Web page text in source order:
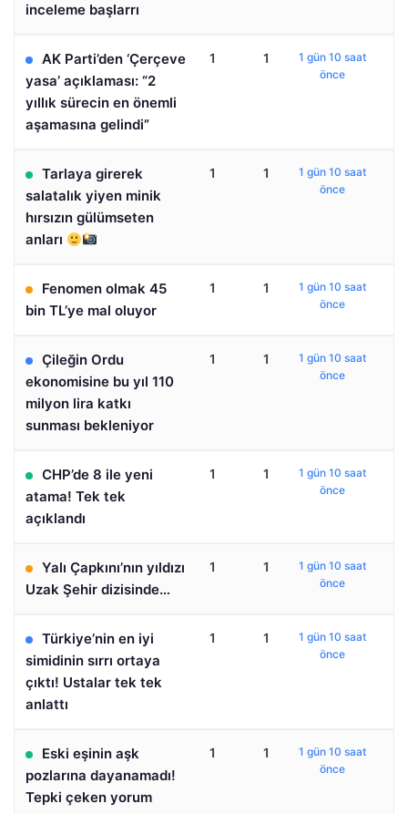
inceleme başlarrı
AK Parti’den ‘Çerçeve
yasa’ açıklaması: “2
yıllık sürecin en önemli
aşamasına gelindi”
1 1
1 gün 10 saat
önce
Tarlaya girerek
salatalık yiyen minik
hırsızın gülümseten
anları
1 1
1 gün 10 saat
önce
Fenomen olmak 45
bin TL’ye mal oluyor
1 1
1 gün 10 saat
önce
Çileğin Ordu
ekonomisine bu yıl 110
milyon lira katkı
sunması bekleniyor
1 1
1 gün 10 saat
önce
CHP’de 8 ile yeni
atama! Tek tek
açıklandı
1 1
1 gün 10 saat
önce
Yalı Çapkını’nın yıldızı
Uzak Şehir dizisinde…
1 1
1 gün 10 saat
önce
Türkiye’nin en iyi
simidinin sırrı ortaya
çıktı! Ustalar tek tek
anlattı
1 1
1 gün 10 saat
önce
Eski eşinin aşk
pozlarına dayanamadı!
Tepki çeken yorum
1 1
1 gün 10 saat
önce